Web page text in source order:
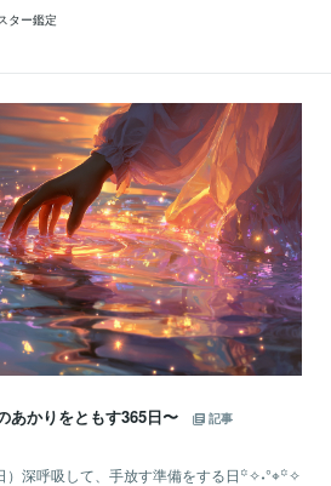
ター鑑定
あかりをともす365日〜
記事
深呼吸して、手放す準備をする日꙳✧˖°⌖꙳✧